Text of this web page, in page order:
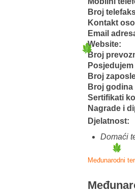
Broj
Kontakt
Email
Website:
Broj
Broj
Broj
Sertifikati
Nagrade i
Djelatnost:
Domaći
Međunarodni